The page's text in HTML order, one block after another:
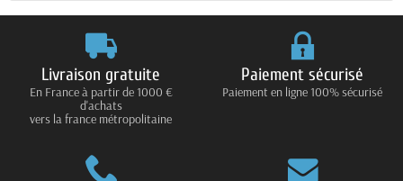
Livraison gratuite
En France à partir de 1000 €
d'achats
vers la france métropolitaine
Paiement sécurisé
Paiement en ligne 100% sécurisé